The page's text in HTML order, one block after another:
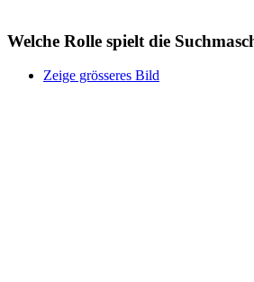
Welche Rolle spielt die
Zeige grösseres Bild